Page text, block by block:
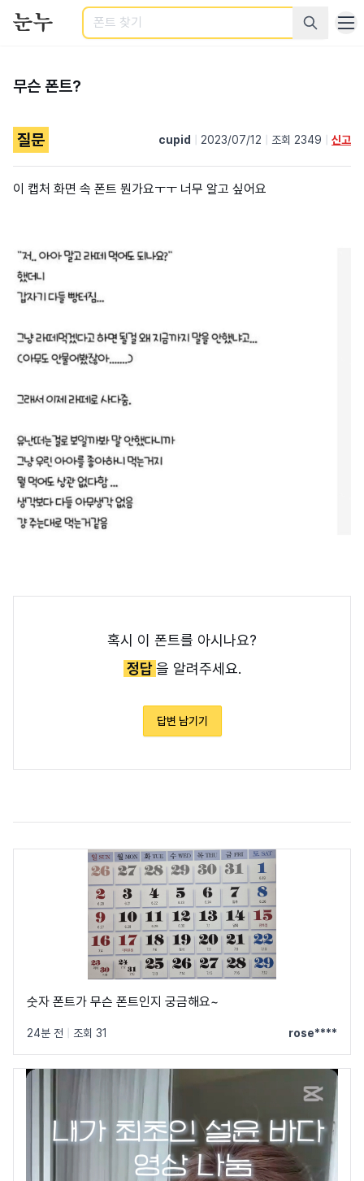
검색
무슨 폰트?
질문 cupid 2023/07/12 조회 2349 신고
이 캡처 화면 속 폰트 뭔가요ㅜㅜ 너무 알고 싶어요
혹시 이 폰트를 아시나요?
정답을 알려주세요.
답변 남기기
숫자 폰트가 무슨 폰트인지 궁금해요~
24분 전 조회 31 rose****